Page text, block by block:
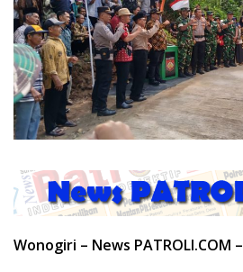
Wonogiri – News PATROLI.COM –